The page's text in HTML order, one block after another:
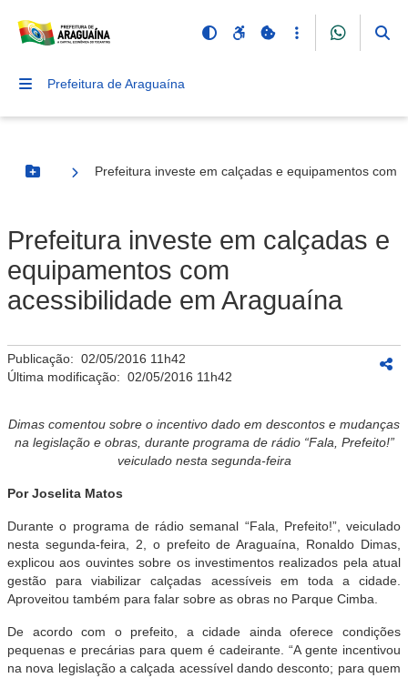
Prefeitura de Araguaína
Botão Menu
Prefeitura investe em calçadas e equipamentos com
Prefeitura investe em calçadas e
equipamentos com
acessibilidade em Araguaína
Publicação: 02/05/2016 11h42
Última modificação: 02/05/2016 11h42
Dimas comentou sobre o incentivo dado em descontos e mudanças
na legislação e obras, durante programa de rádio “Fala, Prefeito!”
veiculado nesta segunda-feira
Por Joselita Matos
Durante o programa de rádio semanal “Fala, Prefeito!”, veiculado
nesta segunda-feira, 2, o prefeito de Araguaína, Ronaldo Dimas,
explicou aos ouvintes sobre os investimentos realizados pela atual
gestão para viabilizar calçadas acessíveis em toda a cidade.
Aproveitou também para falar sobre as obras no Parque Cimba.
De acordo com o prefeito, a cidade ainda oferece condições
pequenas e precárias para quem é cadeirante. “A gente incentivou
na nova legislação a calçada acessível dando desconto; para quem